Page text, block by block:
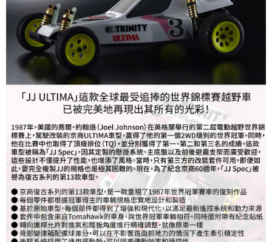
新竹貨運
每筆NT$80，滿NT$3,000(含以上)免運費
黑貓宅配通
每筆NT$150，滿NT$3,000(含以上)免運費
每筆NT$60，滿NT$3,000(含以上)免運費